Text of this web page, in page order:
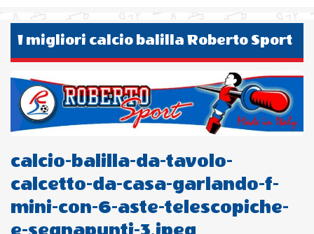
I migliori calcio balilla Roberto Sport
calcio-balilla-da-tavolo-
calcetto-da-casa-garlando-f-
mini-con-6-aste-telescopiche-